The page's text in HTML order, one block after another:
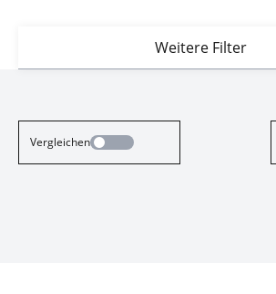
Weitere Filter
Vergleichen